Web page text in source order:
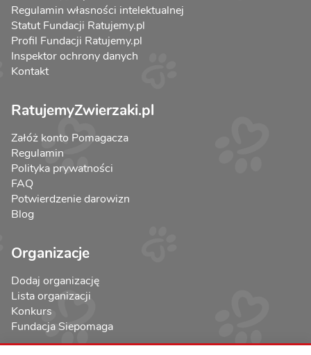
Regulamin własności intelektualnej
Statut Fundacji Ratujemy.pl
Profil Fundacji Ratujemy.pl
Inspektor ochrony danych
Kontakt
RatujemyZwierzaki.pl
Załóż konto Pomagacza
Regulamin
Polityka prywatności
FAQ
Potwierdzenie darowizn
Blog
Organizacje
Dodaj organizację
Lista organizacji
Konkurs
Fundacja Siepomaga